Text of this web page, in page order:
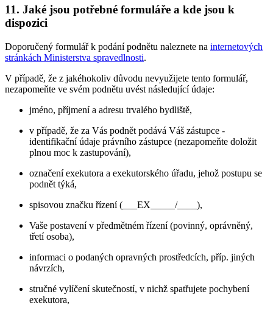
11. Jaké jsou potřebné formuláře a kde jsou k
dispozici
Doporučený formulář k podání podnětu naleznete na internetových
stránkách Ministerstva spravedlnosti.
V případě, že z jakéhokoliv důvodu nevyužijete tento formulář,
nezapomeňte ve svém podnětu uvést následující údaje:
jméno, příjmení a adresu trvalého bydliště,
v případě, že za Vás podnět podává Váš zástupce -
identifikační údaje právního zástupce (nezapomeňte doložit
plnou moc k zastupování),
označení exekutora a exekutorského úřadu, jehož postupu se
podnět týká,
spisovou značku řízení (___EX_____/____),
Vaše postavení v předmětném řízení (povinný, oprávněný,
třetí osoba),
informaci o podaných opravných prostředcích, příp. jiných
návrzích,
stručné vylíčení skutečností, v nichž spatřujete pochybení
exekutora,